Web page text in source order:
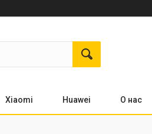
Xiaomi Huawei О нас